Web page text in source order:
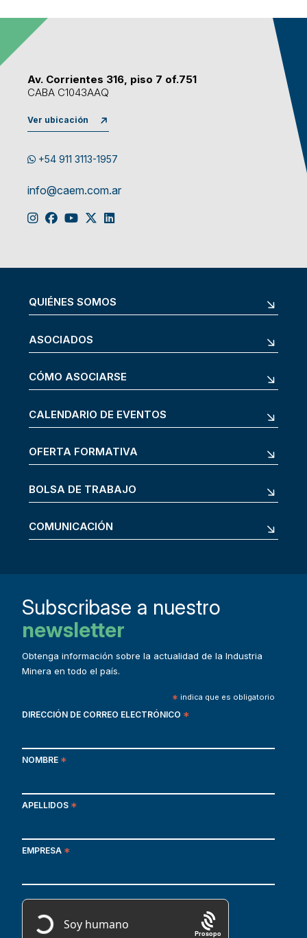
Av. Corrientes 316, piso 7 of.751
CABA C1043AAQ
Ver ubicación
+54 911 3113-1957
info@caem.com.ar
QUIÉNES SOMOS
ASOCIADOS
CÓMO ASOCIARSE
CALENDARIO DE EVENTOS
OFERTA FORMATIVA
BOLSA DE TRABAJO
COMUNICACIÓN
Subscribase a nuestro
newsletter
Obtenga información sobre la actualidad de la Industria
Minera en todo el país.
* indica que es obligatorio
DIRECCIÓN DE CORREO ELECTRÓNICO *
NOMBRE *
APELLIDOS *
EMPRESA *
Prosopo